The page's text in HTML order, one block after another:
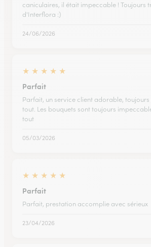
caniculaires, il était impeccable ! Toujours
d'Interflora :)
24/06/2026
★ ★ ★ ★ ★
Parfait
Parfait, un service client adorable, toujours
tout. Les bouquets sont toujours
tout
05/03/2026
★ ★ ★ ★ ★
Parfait
Parfait, prestation accomplie avec sérieux
23/04/2026